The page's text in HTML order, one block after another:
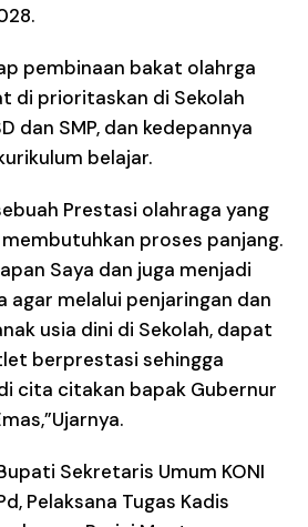
pembinaan bakat olahrga
di prioritaskan di Sekolah
dan SMP, dan kedepannya
belajar.
Prestasi olahraga yang
proses panjang.
Saya dan juga menjadi
agar melalui penjaringan dan
usia dini di Sekolah, dapat
berprestasi sehingga
cita citakan bapak Gubernur
Sekretaris Umum KONI
Pelaksana Tugas Kadis